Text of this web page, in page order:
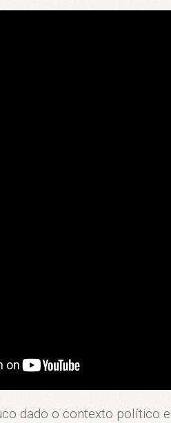
dado o contexto político